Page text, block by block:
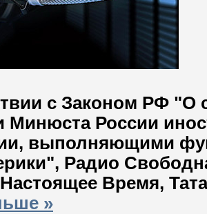
с Законом РФ
Минюста России
выполняющими
Радио
Время,
»